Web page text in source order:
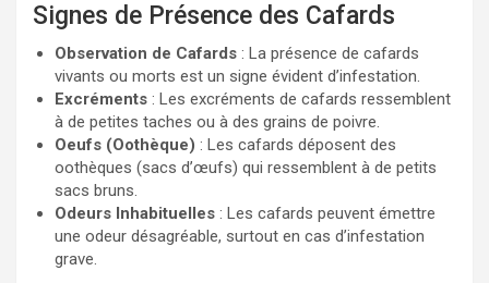
Signes de Présence des Cafards
Observation de Cafards : La présence de cafards
vivants ou morts est un signe évident d’infestation.
Excréments : Les excréments de cafards ressemblent
à de petites taches ou à des grains de poivre.
Oeufs (Oothèque) : Les cafards déposent des
oothèques (sacs d’œufs) qui ressemblent à de petits
sacs bruns.
Odeurs Inhabituelles : Les cafards peuvent émettre
une odeur désagréable, surtout en cas d’infestation
grave.